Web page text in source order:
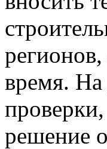
время. На
решение